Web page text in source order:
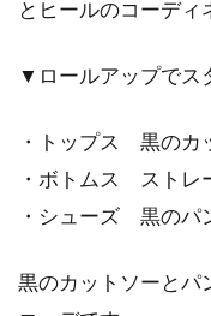
とヒールのコーディ
▼ロールアップでス
・トップス 黒のカ
・ボトムス ストレ
・シューズ 黒のパ
黒のカットソーとパ